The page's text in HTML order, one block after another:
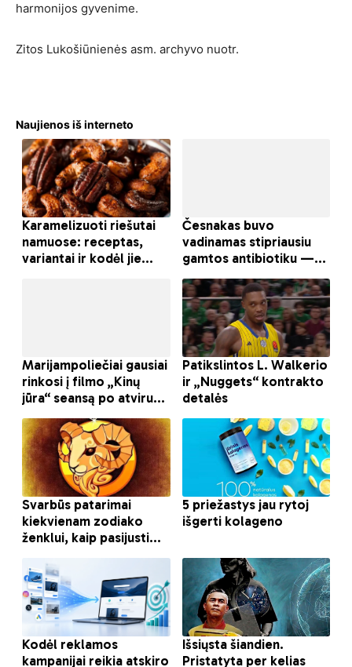
harmonijos gyvenime.
Zitos Lukošiūnienės asm. archyvo nuotr.
Naujienos iš interneto